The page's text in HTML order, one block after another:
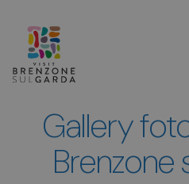
Gallery
Brenzone